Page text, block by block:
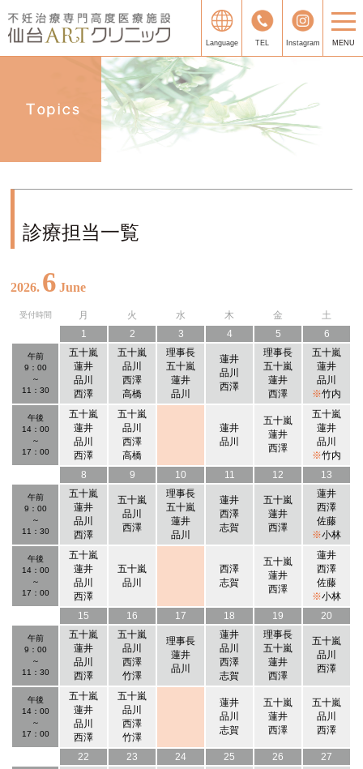
Language TEL Instagram MENU
診療担当一覧
2026. 6 June
受付時間 月 火 水 木 金
土
1
2 3 4 5 6
午前
9：00
～
11：30
五十嵐
蓮井
品川
西澤
五十嵐
品川
西澤
高橋
理事長
五十嵐
蓮井
品川
蓮井
品川
西澤
理事長
五十嵐
蓮井
西澤
五十嵐
蓮井
品川
※竹内
午後
14：00
～
17：00
五十嵐
蓮井
品川
西澤
五十嵐
品川
西澤
高橋
蓮井
品川
五十嵐
蓮井
西澤
五十嵐
蓮井
品川
※竹内
8
9 10 11 12 13
午前
9：00
～
11：30
五十嵐
蓮井
品川
西澤
五十嵐
品川
西澤
理事長
五十嵐
蓮井
品川
蓮井
西澤
志賀
五十嵐
蓮井
西澤
蓮井
西澤
佐藤
※小林
午後
14：00
～
17：00
五十嵐
蓮井
品川
西澤
五十嵐
品川
西澤
志賀
五十嵐
蓮井
西澤
蓮井
西澤
佐藤
※小林
15
16 17 18 19 20
午前
9：00
～
11：30
五十嵐
蓮井
品川
西澤
五十嵐
品川
西澤
竹澤
理事長
蓮井
品川
蓮井
品川
西澤
志賀
理事長
五十嵐
蓮井
西澤
五十嵐
品川
西澤
午後
14：00
～
17：00
五十嵐
蓮井
品川
西澤
五十嵐
品川
西澤
竹澤
蓮井
品川
志賀
五十嵐
蓮井
西澤
五十嵐
品川
西澤
22 23 24 25 26 27